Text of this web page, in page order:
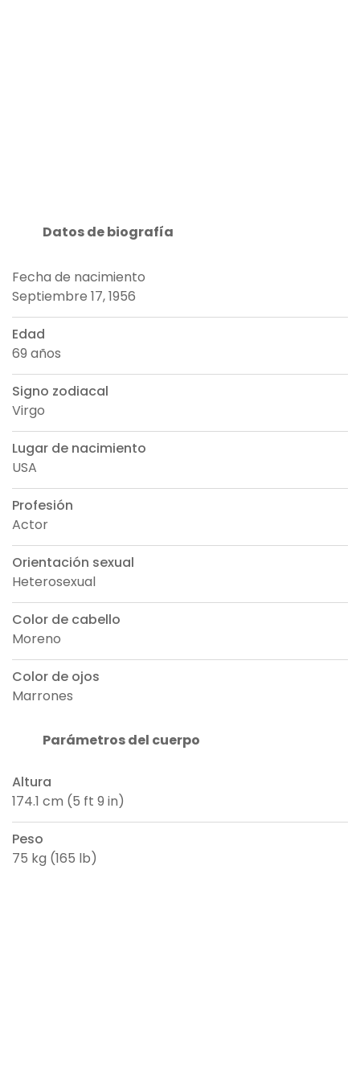
Datos de biografía
Fecha de nacimiento
Septiembre 17, 1956
Edad
69 años
Signo zodiacal
Virgo
Lugar de nacimiento
USA
Profesión
Actor
Orientación sexual
Heterosexual
Color de cabello
Moreno
Color de ojos
Marrones
Parámetros del cuerpo
Altura
174.1 cm (5 ft 9 in)
Peso
75 kg (165 lb)